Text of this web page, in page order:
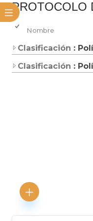
​PROT​OCOLO
Nombre
Clasificación :
Clasificación :